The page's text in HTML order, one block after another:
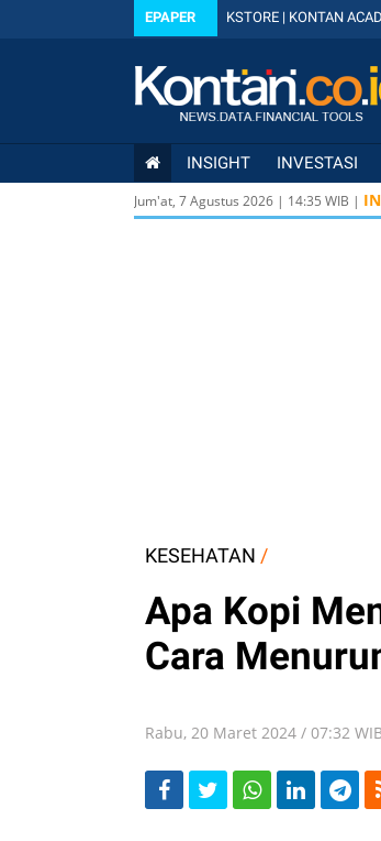
EPAPER KSTORE | KONTAN
INSIGHT INVESTASI
Jum'at, 7 Agustus 2026 | 14:35 WIB |
KESEHATAN /
Apa Kopi
Cara
Rabu, 20 Maret 2024 / 07:32 WIB